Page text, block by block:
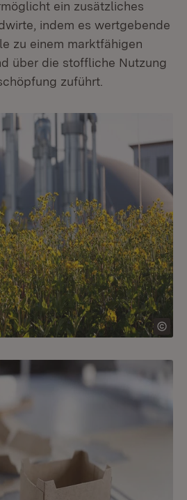
ein zusätzliches
indem es wertgebende
zu einem marktfähigen
über die stoffliche Nutzung
zuführt.